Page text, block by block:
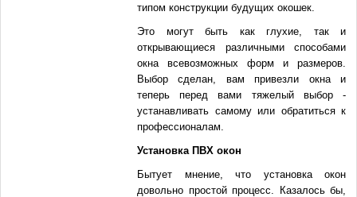
типом конструкции будущих окошек.
Это могут быть как глухие, так и
открывающиеся различными способами
окна всевозможных форм и размеров.
Выбор сделан, вам привезли окна и
теперь перед вами тяжелый выбор -
устанавливать самому или обратиться к
профессионалам.
Установка ПВХ окон
Бытует мнение, что установка окон
довольно простой процесс. Казалось бы,